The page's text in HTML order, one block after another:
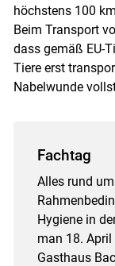
höchstens 100
Beim Transport
dass gemäß EU-
Tiere erst
Nabelwunde
Fachtag
Alles rund
Hygiene in
man 18.
Gasthaus